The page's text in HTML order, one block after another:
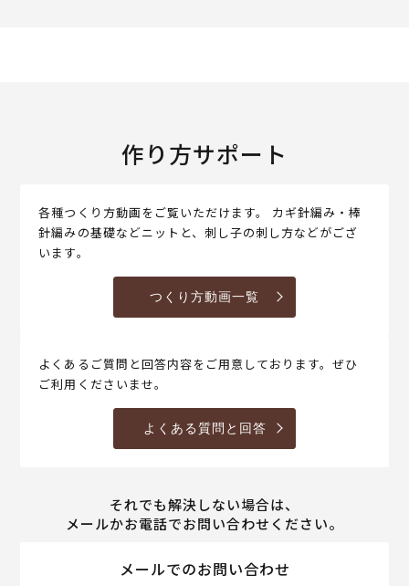
作り方サポート
各種つくり方動画をご覧いただけます。 カギ針編み・棒
針編みの基礎などニットと、刺し子の刺し方などがござ
います。
つくり方動画一覧
よくあるご質問と回答内容をご用意しております。ぜひ
ご利用くださいませ。
よくある質問と回答
それでも解決しない場合は、
メールかお電話でお問い合わせください。
メールでのお問い合わせ